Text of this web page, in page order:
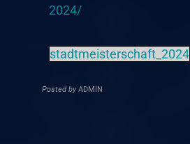
2024/
stadtmeisterschaft_2024
Posted by ADMIN